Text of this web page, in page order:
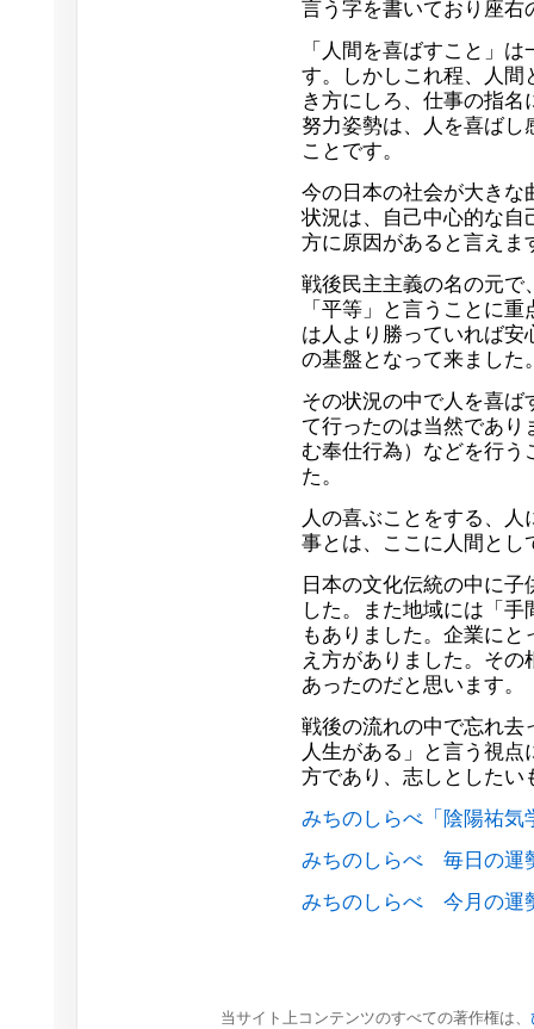
言う字を書いており座右
「人間を喜ばすこと」
す。しかしこれ程、人間
き方にしろ、仕事の指
努力姿勢は、人を喜ば
ことです。
今の日本の社会が大きな
状況は、自己中心的な自
方に原因があると言えま
戦後民主主義の名の元で
「平等」と言うことに
は人より勝っていれば
の基盤となって来ました
その状況の中で人を喜
て行ったのは当然であ
む奉仕行為）などを行
た。
人の喜ぶことをする、
事とは、ここに人間とし
日本の文化伝統の中に
した。また地域には「
もありました。企業に
え方がありました。そ
あったのだと思います。
戦後の流れの中で忘れ去
人生がある」と言う視
方であり、志しとしたい
みちのしらべ「陰陽祐気
みちのしらべ 毎日の運
みちのしらべ 今月の運
当サイト上コンテンツのすべての著作権は、